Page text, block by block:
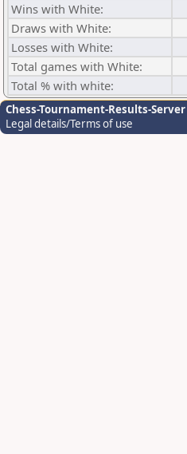
Wins with White:
Draws with White:
Losses with White:
Total games with White:
Total % with white:
Chess-Tournament-Results-Server
Legal details/Terms of use